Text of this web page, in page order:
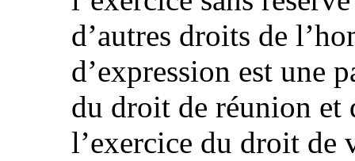
d’autres droits de
d’expression est une
du droit de réunion et
l’exercice du droit de